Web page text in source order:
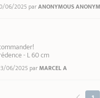
06/2025 parANONYMOUS
- L 60 cm
06/2025 par MARCEL A